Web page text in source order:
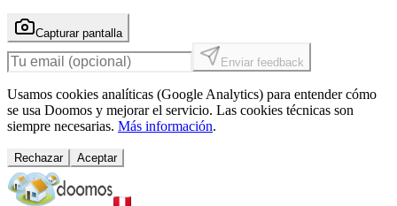
Capturar pantalla
Enviar feedback
Usamos cookies analíticas (Google Analytics) para entender cómo
se usa Doomos y mejorar el servicio. Las cookies técnicas son
siempre necesarias. Más información.
Rechazar Aceptar